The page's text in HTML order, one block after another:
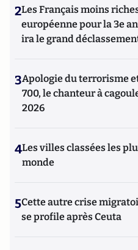
2Les Français moins
européenne pour la 3e
ira le grand
3Apologie du terrorisme
700, le chanteur à
2026
4Les villes classées les
monde
5Cette autre crise
se profile après Ceuta